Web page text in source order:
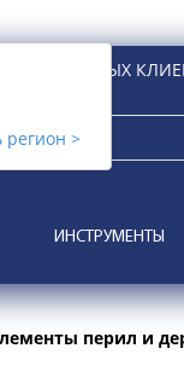
регион >
ИНСТРУМЕНТЫ
перил и